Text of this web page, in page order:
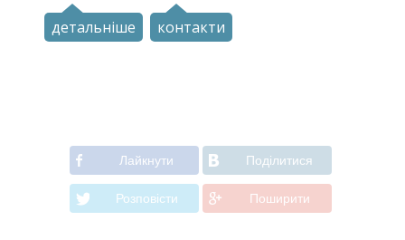
детальніше контакти
Лайкнути Подiлитися
Розповiсти Поширити